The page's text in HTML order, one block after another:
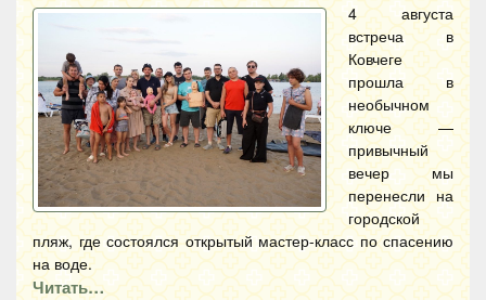
4 августа
встреча в
Ковчеге
прошла в
необычном
ключе —
привычный
вечер мы
перенесли на
городской
пляж, где состоялся открытый мастер-класс по спасению
на воде.
Читать…